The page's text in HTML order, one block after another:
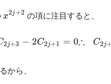
x^{2j+2}
x2j +2 の項に注目すると、
2j+3 − 2C2j+1 = 0∴ C2j
から、